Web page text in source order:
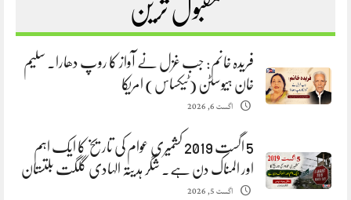
مقبول ترین
فریدہ خانم: جب غزل نے آواز کا روپ دھارا. سلیم
خان ہیوسٹن (ٹیکساس) امریکا
اگست 6, 2026
5 اگست 2019 کشمیری عوام کی تاریخ کا ایک اہم
اور المناک دن ہے. شگر ہدیتہ الہادی گلگت بلتستان
اگست 5, 2026